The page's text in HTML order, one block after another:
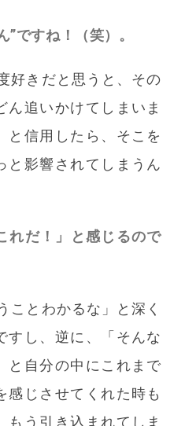
”ですね！（笑）。
好きだと思うと、その
ん追いかけてしまいま
と信用したら、そこを
と影響されてしまうん
れだ！」と感じるので
ことわかるな」と深く
すし、逆に、「そんな
と自分の中にこれまで
感じさせてくれた時も
もう引き込まれてしま